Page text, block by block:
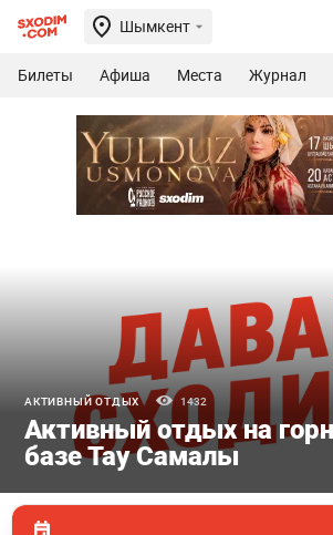
Шымкент
Билеты Афиша Места Журнал
АКТИВНЫЙ ОТДЫХ 1432
Активный отдых на
базе Тау Самалы